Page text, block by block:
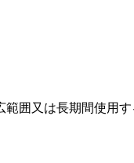
囲又は長期間使用